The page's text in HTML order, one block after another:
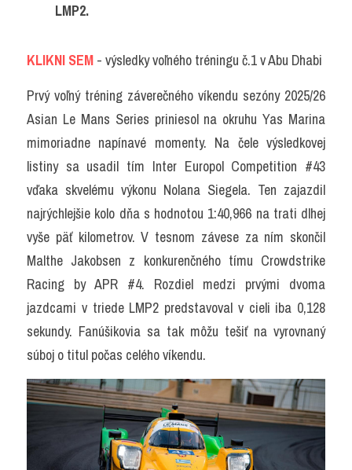
LMP2.
KLIKNI SEM - výsledky voľného tréningu č.1 v Abu Dhabi
Prvý voľný tréning záverečného víkendu sezóny 2025/26
Asian Le Mans Series priniesol na okruhu Yas Marina
mimoriadne napínavé momenty. Na čele výsledkovej
listiny sa usadil tím Inter Europol Competition #43
vďaka skvelému výkonu Nolana Siegela. Ten zajazdil
najrýchlejšie kolo dňa s hodnotou 1:40,966 na trati dlhej
vyše päť kilometrov. V tesnom závese za ním skončil
Malthe Jakobsen z konkurenčného tímu Crowdstrike
Racing by APR #4. Rozdiel medzi prvými dvoma
jazdcami v triede LMP2 predstavoval v cieli iba 0,128
sekundy. Fanúšikovia sa tak môžu tešiť na vyrovnaný
súboj o titul počas celého víkendu.